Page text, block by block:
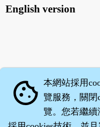
English version
cookie 本網站採用
覽服務，關閉
覽。您若繼